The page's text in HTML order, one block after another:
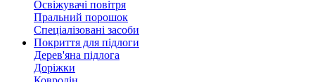
Освіжувачі повітря
Пральний порошок
Спеціалізовані засоби
Покриття для підлоги
Дерев'яна підлога
Доріжки